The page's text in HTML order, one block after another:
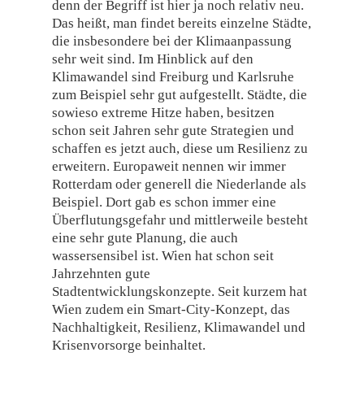
denn der Begriff ist hier ja noch relativ neu.
Das heißt, man findet bereits einzelne Städte,
die insbesondere bei der Klimaanpassung
sehr weit sind. Im Hinblick auf den
Klimawandel sind Freiburg und Karlsruhe
zum Beispiel sehr gut aufgestellt. Städte, die
sowieso extreme Hitze haben, besitzen
schon seit Jahren sehr gute Strategien und
schaffen es jetzt auch, diese um Resilienz zu
erweitern. Europaweit nennen wir immer
Rotterdam oder generell die Niederlande als
Beispiel. Dort gab es schon immer eine
Überflutungsgefahr und mittlerweile besteht
eine sehr gute Planung, die auch
wassersensibel ist. Wien hat schon seit
Jahrzehnten gute
Stadtentwicklungskonzepte. Seit kurzem hat
Wien zudem ein Smart-City-Konzept, das
Nachhaltigkeit, Resilienz, Klimawandel und
Krisenvorsorge beinhaltet.